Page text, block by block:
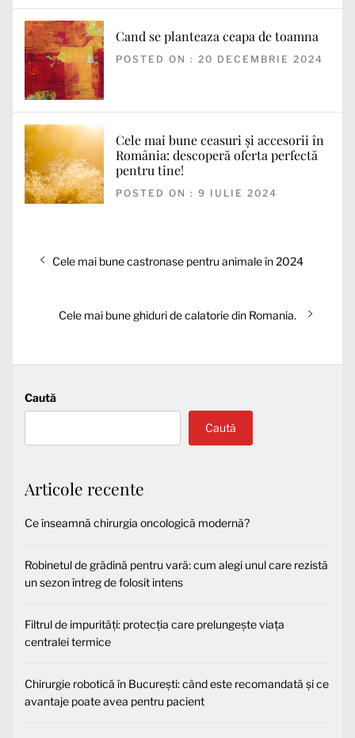
Cand se planteaza ceapa de toamna
POSTED ON : 20 DECEMBRIE 2024
Cele mai bune ceasuri și accesorii în
România: descoperă oferta perfectă
pentru tine!
POSTED ON : 9 IULIE 2024
Articolul
Cele mai bune castronase pentru animale în 2024
Articolul
Cele mai bune ghiduri de calatorie din Romania.
Caută
Caută
Articole recente
Ce înseamnă chirurgia oncologică modernă?
Robinetul de grădină pentru vară: cum alegi unul care rezistă
un sezon întreg de folosit intens
Filtrul de impurități: protecția care prelungește viața
centralei termice
Chirurgie robotică în București: când este recomandată și ce
avantaje poate avea pentru pacient